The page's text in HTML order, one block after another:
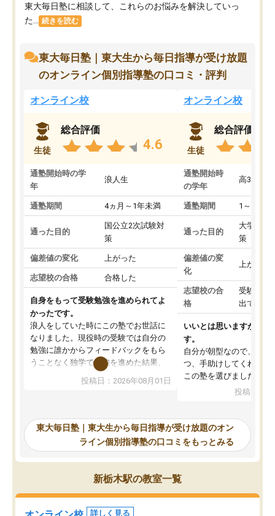
東大毎日塾に相談して、これらのお悩みを解決していっ
た...
続きを読む
東大毎日塾｜東大生から毎日指導が受け放題
のオンライン個別指導塾の口コミ・評判
オンライン校
生徒
総合評価
4.6
通塾開始時の学
年
浪人生
通塾期間 4ヵ月～1年未満
通った目的
国公立2次試験対
策
偏差値の変化 上がった
志望校の合格 合格した
自身をもって受験勉強を進められてよ
かったです。
浪人をしていた時にこの塾でお世話に
なりました。現役時の受験では自分の
勉強に誰かからフィードバックをもら
うことなく独学で勉強を進めた結果、
入試本番に地歴の学習が間に合わず不
合格となってしまいました。その経験
東大毎日塾にたどり着きました。学習
の長期計画や日々の勉強のやり方につ
いて客観的なアドバイスをいただけた
ので、自信をもって受験勉強を進める
ことができました。自分のように勉強
のやり方や進捗管理で苦労している方
には特におすすめしたい塾です。
投稿日：2026年08月01日
オンライン校
生徒
総合評価
通塾開始時
の学年
高3
通塾期間 1～3ヵ月
通った目的
大学入学
策
偏差値の変
化
上がった
志望校の合
格
受験して
出ていな
いいとは思いますが、料
す。
自分が朝型なので、自習
つ、手助けしてくれる設
この塾を選びました。
投稿日：
東大毎日塾｜東大生から毎日指導が受け放題のオン
ライン個別指導塾の口コミをもっとみる
新栃木駅の教室一覧
詳しく見る